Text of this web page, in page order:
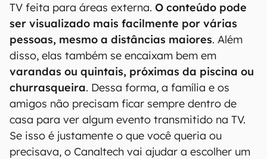
TV feita para áreas externa. O conteúdo pode
ser visualizado mais facilmente por várias
pessoas, mesmo a distâncias maiores. Além
disso, elas também se encaixam bem em
varandas ou quintais, próximas da piscina ou
churrasqueira. Dessa forma, a família e os
amigos não precisam ficar sempre dentro de
casa para ver algum evento transmitido na TV.
Se isso é justamente o que você queria ou
precisava, o Canaltech vai ajudar a escolher um